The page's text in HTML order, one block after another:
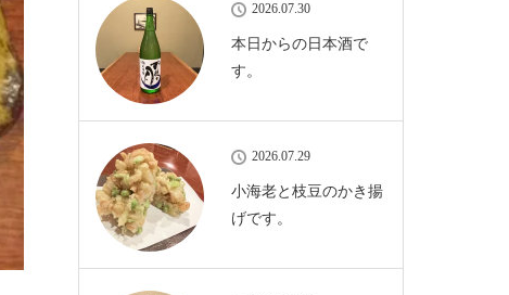
2026.07.30
本日からの日本酒で
す。
2026.07.29
小海老と枝豆のかき揚
げです。